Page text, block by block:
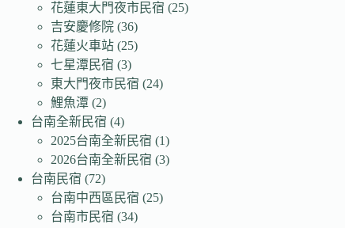
花蓮東大門夜市民宿 (25)
吉安慶修院 (36)
花蓮火車站 (25)
七星潭民宿 (3)
東大門夜市民宿 (24)
鯉魚潭 (2)
台南全新民宿 (4)
2025台南全新民宿 (1)
2026台南全新民宿 (3)
台南民宿 (72)
台南中西區民宿 (25)
台南市民宿 (34)